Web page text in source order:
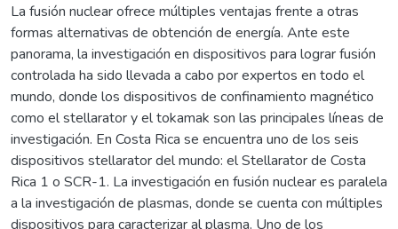
La fusión nuclear ofrece múltiples ventajas frente a otras
formas alternativas de obtención de energía. Ante este
panorama, la investigación en dispositivos para lograr fusión
controlada ha sido llevada a cabo por expertos en todo el
mundo, donde los dispositivos de confinamiento magnético
como el stellarator y el tokamak son las principales líneas de
investigación. En Costa Rica se encuentra uno de los seis
dispositivos stellarator del mundo: el Stellarator de Costa
Rica 1 o SCR-1. La investigación en fusión nuclear es paralela
a la investigación de plasmas, donde se cuenta con múltiples
dispositivos para caracterizar al plasma. Uno de los